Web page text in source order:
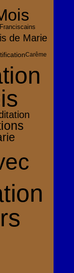
de Marie
Carême